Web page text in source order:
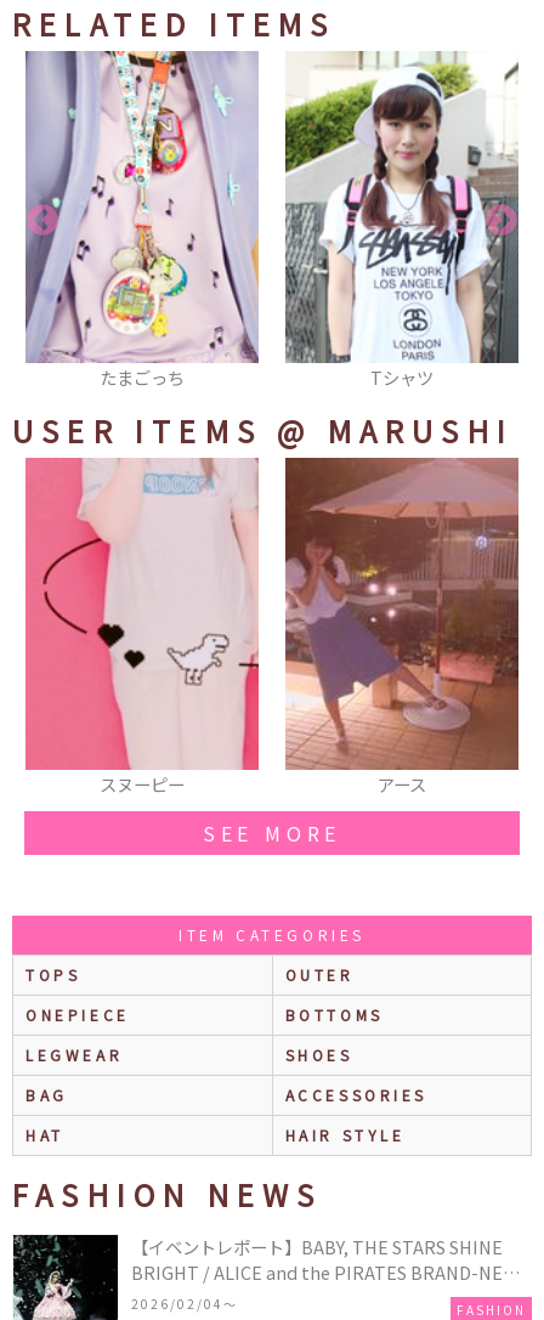
RELATED ITEMS
USER ITEMS @ MARUSHI
スヌーピー アース
SEE MORE
ITEM CATEGORIES
TOPS
OUTER
ONEPIECE
BOTTOMS
LEGWEAR
SHOES
BAG
ACCESSORIES
HAT
HAIR STYLE
FASHION NEWS
【イベントレポート】BABY, THE STARS SHINE
BRIGHT / ALICE and the PIRATES BRAND-NEW
COLLECTION in TOKYO
2026/02/04〜 FASHION